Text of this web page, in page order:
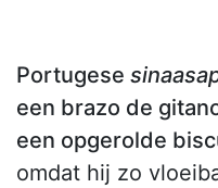
Portugese
een brazo de
een opgerolde
omdat hij zo